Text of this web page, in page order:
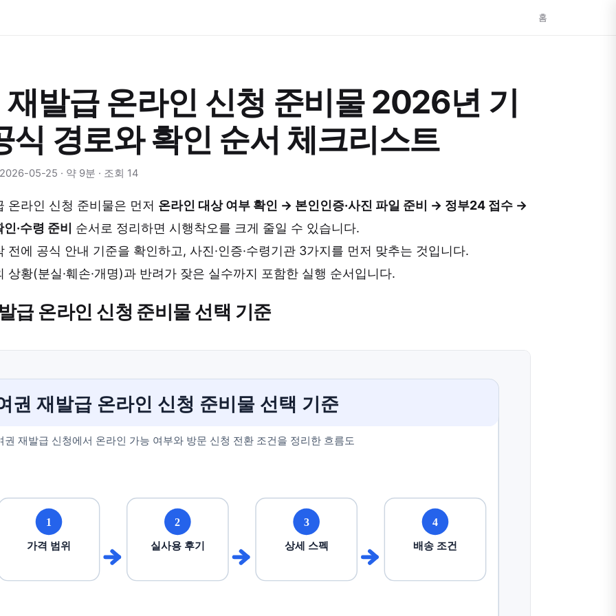
홈
재발급 온라인 신청 준비물 2026년 기
식 경로와 확인 순서 체크리스트
05-25 · 약 9분 · 조회 14
온라인 신청 준비물은 먼저 온라인 대상 여부 확인 → 본인인증·사진 파일 준비 → 정부24 접수 →
·수령 준비
순서로 정리하면 시행착오를 크게 줄일 수 있습니다.
전에 공식 안내 기준을 확인하고, 사진·인증·수령기관 3가지를 먼저 맞추는 것입니다.
상황(분실·훼손·개명)과 반려가 잦은 실수까지 포함한 실행 순서입니다.
급 온라인 신청 준비물 선택 기준